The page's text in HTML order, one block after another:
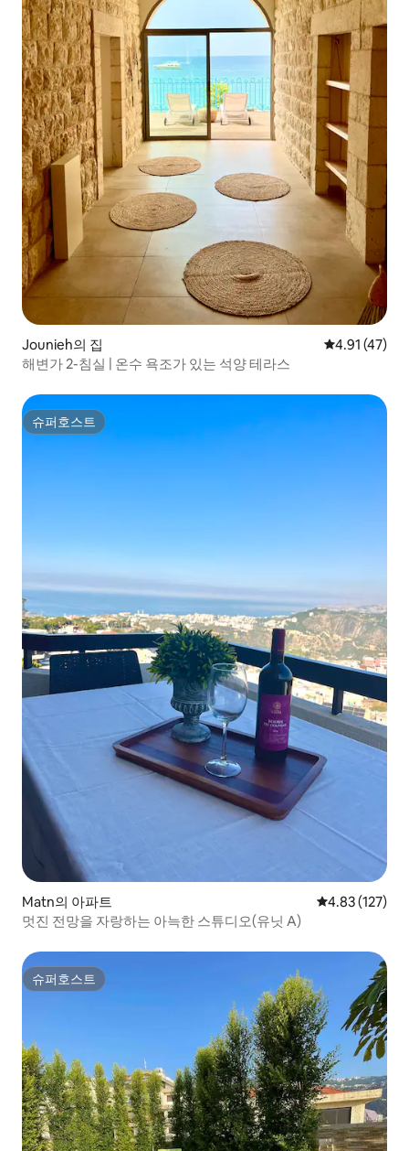
Jounieh의 집 평점 4.91점
4.91 (47)
해변가 2-침실 | 온수 욕조가 있는 석양 테라스
슈퍼호스트
슈퍼호스트
Matn의 아파트 평점 4.83점(5
4.83 (127)
멋진 전망을 자랑하는 아늑한 스튜디오(유닛 A)
슈퍼호스트
슈퍼호스트